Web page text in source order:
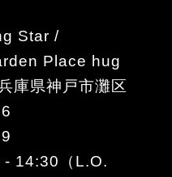
Star /
Place hug
庫県神戸市灘区
（L.O.